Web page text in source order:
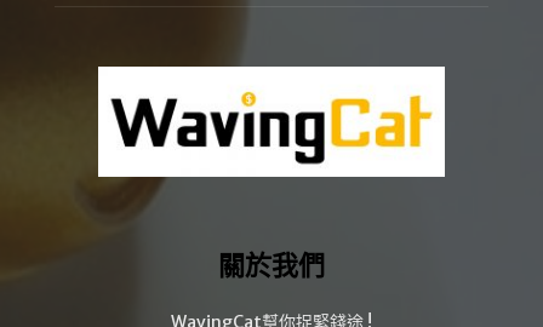
關於我們
WavingCat幫你捉緊錢途 !